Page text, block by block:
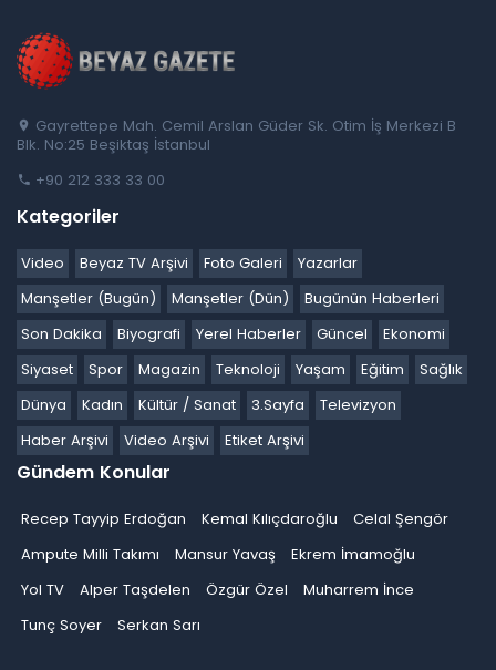
Gayrettepe Mah. Cemil Arslan Güder Sk. Otim İş Merkezi B
Blk. No:25 Beşiktaş İstanbul
+90 212 333 33 00
Kategoriler
Video Beyaz TV Arşivi Foto Galeri
Yazarlar
Manşetler (Bugün)
Manşetler (Dün)
Bugünün Haberleri
Son Dakika
Biyografi Yerel Haberler Güncel
Ekonomi
Siyaset
Spor Magazin Teknoloji Yaşam Eğitim
Sağlık
Dünya
Kadın Kültür / Sanat 3.Sayfa
Televizyon
Haber Arşivi
Video Arşivi Etiket Arşivi
Gündem Konular
Recep Tayyip Erdoğan Kemal Kılıçdaroğlu
Celal Şengör
Ampute Milli Takımı
Mansur Yavaş
Ekrem İmamoğlu
Yol TV
Alper Taşdelen Özgür Özel
Muharrem İnce
Tunç Soyer
Serkan Sarı